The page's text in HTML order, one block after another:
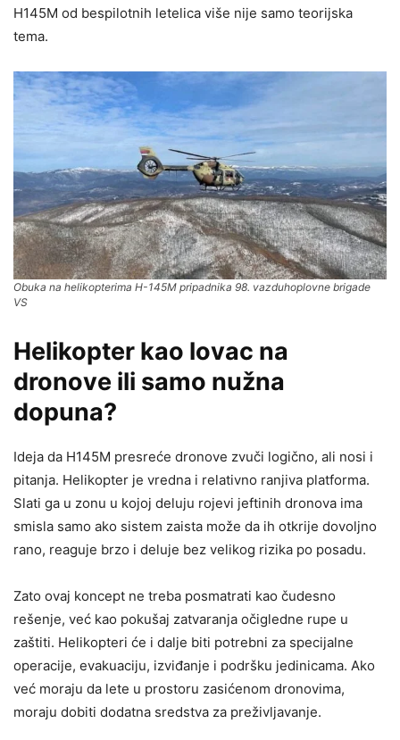
H145M od bespilotnih letelica više nije samo teorijska
tema.
Obuka na helikopterima H-145M pripadnika 98. vazduhoplovne brigade
VS
Helikopter kao lovac na
dronove ili samo nužna
dopuna?
Ideja da H145M presreće dronove zvuči logično, ali nosi i
pitanja. Helikopter je vredna i relativno ranjiva platforma.
Slati ga u zonu u kojoj deluju rojevi jeftinih dronova ima
smisla samo ako sistem zaista može da ih otkrije dovoljno
rano, reaguje brzo i deluje bez velikog rizika po posadu.
Zato ovaj koncept ne treba posmatrati kao čudesno
rešenje, već kao pokušaj zatvaranja očigledne rupe u
zaštiti. Helikopteri će i dalje biti potrebni za specijalne
operacije, evakuaciju, izviđanje i podršku jedinicama. Ako
već moraju da lete u prostoru zasićenom dronovima,
moraju dobiti dodatna sredstva za preživljavanje.